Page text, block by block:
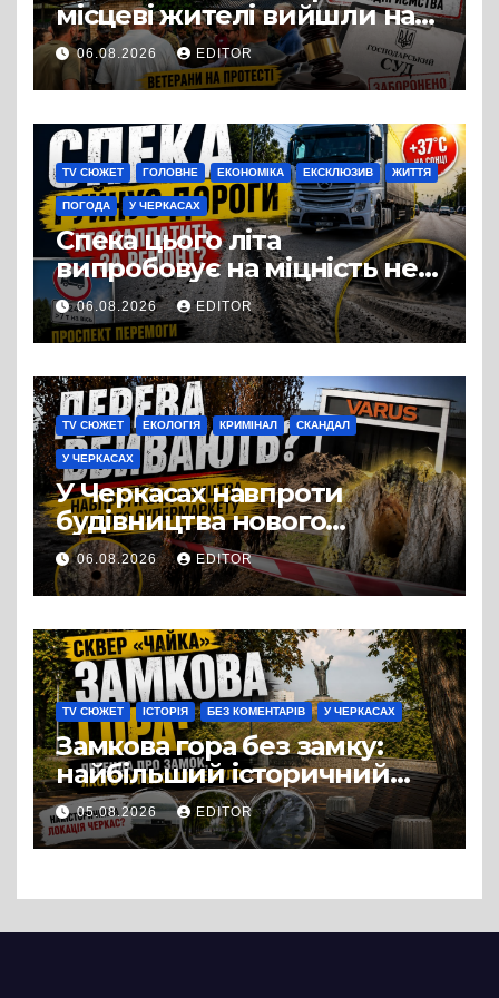
місцеві жителі вийшли на
протест до стін
підприємства ТОВ «Омега
Три», що займається
виробництвом м’яса птиці
06.08.2026 EDITOR
TV СЮЖЕТ ГОЛОВНЕ ЕКОНОМІКА ЕКСКЛЮЗИВ ЖИТТЯ
ПОГОДА У ЧЕРКАСАХ
Спека цього літа
випробовує на міцність не
лише людей, а й дороги
Черкас
06.08.2026 EDITOR
TV СЮЖЕТ ЕКОЛОГІЯ КРИМІНАЛ СКАНДАЛ
У ЧЕРКАСАХ
У Черкасах навпроти
будівництва нового
супермаркету VARUS на
проспекті Перемоги всохли
дерева. І це навряд чи
можна назвати
випадковістю
06.08.2026 EDITOR
TV СЮЖЕТ ІСТОРІЯ БЕЗ КОМЕНТАРІВ У ЧЕРКАСАХ
Замкова гора без замку:
найбільший історичний
міф Черкас
05.08.2026 EDITOR